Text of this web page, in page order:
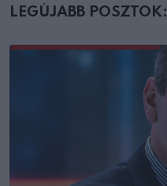
LEGÚJABB POSZTOK: